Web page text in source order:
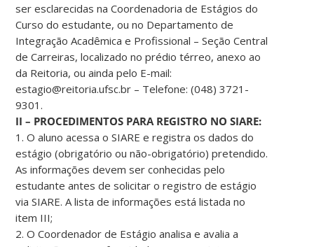
ser esclarecidas na Coordenadoria de Estágios do
Curso do estudante, ou no Departamento de
Integração Acadêmica e Profissional – Seção Central
de Carreiras, localizado no prédio térreo, anexo ao
da Reitoria, ou ainda pelo E-mail:
estagio@reitoria.ufsc.br – Telefone: (048) 3721-
9301.
II – PROCEDIMENTOS PARA REGISTRO NO SIARE:
1. O aluno acessa o SIARE e registra os dados do
estágio (obrigatório ou não-obrigatório) pretendido.
As informações devem ser conhecidas pelo
estudante antes de solicitar o registro de estágio
via SIARE. A lista de informações está listada no
item III;
2. O Coordenador de Estágio analisa e avalia a